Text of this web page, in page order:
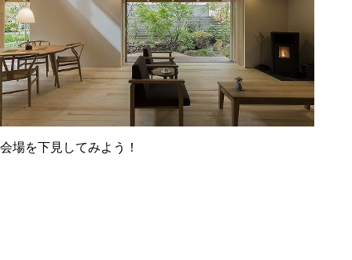
会場を下見してみよう！